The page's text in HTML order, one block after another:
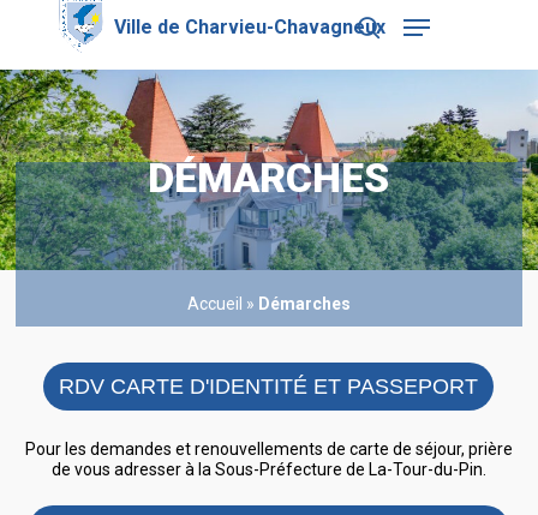
content
search
Menu
DÉMARCHES
Accueil » Démarches
RDV CARTE D'IDENTITÉ ET PASSEPORT
Pour les demandes et renouvellements de carte de séjour, prière
de vous adresser à la Sous-Préfecture de La-Tour-du-Pin.
Close